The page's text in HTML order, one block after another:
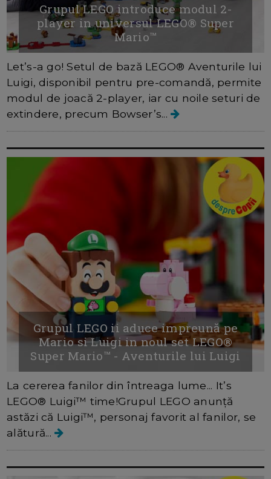
Grupul LEGO introduce modul 2-
player in universul LEGO® Super
Mario™
Let’s-a go! Setul de bază LEGO® Aventurile lui
Luigi, disponibil pentru pre-comandă, permite
modul de joacă 2-player, iar cu noile seturi de
extindere, precum Bowser’s...
Grupul LEGO ii aduce impreună pe
Mario si Luigi in noul set LEGO®
Super Mario™ - Aventurile lui Luigi
La cererea fanilor din întreaga lume... It’s
LEGO® Luigi™ time!Grupul LEGO anunță
astăzi că Luigi™, personaj favorit al fanilor, se
alătură...